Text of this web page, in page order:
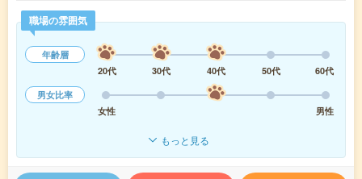
職場の雰囲気
年齢層
20代
30代 40代 50代
60代
男女比率
女性
男性
もっと見る